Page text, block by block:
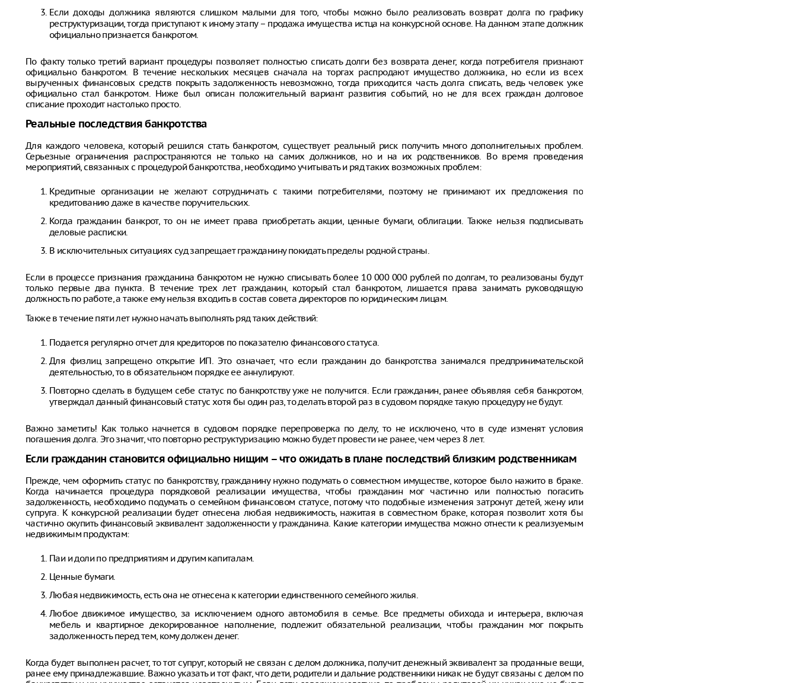
Если доходы должника являются слишком малыми для того, чтобы можно было реализовать возврат долга по графику
реструктуризации, тогда приступают к иному этапу – продажа имущества истца на конкурсной основе. На данном этапе должник
официально признается банкротом.
По факту только третий вариант процедуры позволяет полностью списать долги без возврата денег, когда потребителя признают
официально банкротом. В течение нескольких месяцев сначала на торгах распродают имущество должника, но если из всех
вырученных финансовых средств покрыть задолженность невозможно, тогда приходится часть долга списать, ведь человек уже
официально стал банкротом. Ниже был описан положительный вариант развития событий, но не для всех граждан долговое
списание проходит настолько просто.
Реальные последствия банкротства
Для каждого человека, который решился стать банкротом, существует реальный риск получить много дополнительных проблем.
Серьезные ограничения распространяются не только на самих должников, но и на их родственников. Во время проведения
мероприятий, связанных с процедурой банкротства, необходимо учитывать и ряд таких возможных проблем:
Кредитные организации не желают сотрудничать с такими потребителями, поэтому не принимают их предложения по
кредитованию даже в качестве поручительских.
Когда гражданин банкрот, то он не имеет права приобретать акции, ценные бумаги, облигации. Также нельзя подписывать
деловые расписки.
В исключительных ситуациях суд запрещает гражданину покидать пределы родной страны.
Если в процессе признания гражданина банкротом не нужно списывать более 10 000 000 рублей по долгам, то реализованы будут
только первые два пункта. В течение трех лет гражданин, который стал банкротом, лишается права занимать руководящую
должность по работе, а также ему нельзя входить в состав совета директоров по юридическим лицам.
Также в течение пяти лет нужно начать выполнять ряд таких действий:
Подается регулярно отчет для кредиторов по показателю финансового статуса.
Для физлиц запрещено открытие ИП. Это означает, что если гражданин до банкротства занимался предпринимательской
деятельностью, то в обязательном порядке ее аннулируют.
Повторно сделать в будущем себе статус по банкротству уже не получится. Если гражданин, ранее объявляя себя банкротом,
утверждал данный финансовый статус хотя бы один раз, то делать второй раз в судовом порядке такую процедуру не будут.
Важно заметить! Как только начнется в судовом порядке перепроверка по делу, то не исключено, что в суде изменят условия
погашения долга. Это значит, что повторно реструктуризацию можно будет провести не ранее, чем через 8 лет.
Если гражданин становится официально нищим – что ожидать в плане последствий близким родственникам
Прежде, чем оформить статус по банкротству, гражданину нужно подумать о совместном имуществе, которое было нажито в браке.
Когда начинается процедура порядковой реализации имущества, чтобы гражданин мог частично или полностью погасить
задолженность, необходимо подумать о семейном финансовом статусе, потому что подобные изменения затронут детей, жену или
супруга. К конкурсной реализации будет отнесена любая недвижимость, нажитая в совместном браке, которая позволит хотя бы
частично окупить финансовый эквивалент задолженности у гражданина. Какие категории имущества можно отнести к реализуемым
недвижимым продуктам:
Паи и доли по предприятиям и другим капиталам.
Ценные бумаги.
Любая недвижимость, есть она не отнесена к категории единственного семейного жилья.
Любое движимое имущество, за исключением одного автомобиля в семье. Все предметы обихода и интерьера, включая
мебель и квартирное декорированное наполнение, подлежит обязательной реализации, чтобы гражданин мог покрыть
задолженность перед тем, кому должен денег.
Когда будет выполнен расчет, то тот супруг, который не связан с делом должника, получит денежный эквивалент за проданные вещи,
ранее ему принадлежавшие. Важно указать и тот факт, что дети, родители и дальние родственники никак не будут связаны с делом по